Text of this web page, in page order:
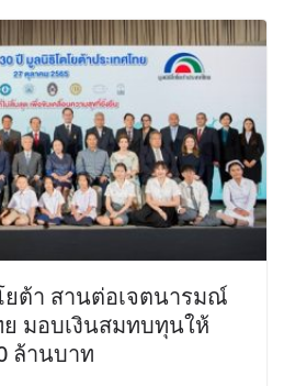
ยต้า สานต่อเจตนารมณ์
ย มอบเงินสมทบทุนให้
ล้านบาท